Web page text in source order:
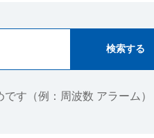
す（例：周波数 アラーム）